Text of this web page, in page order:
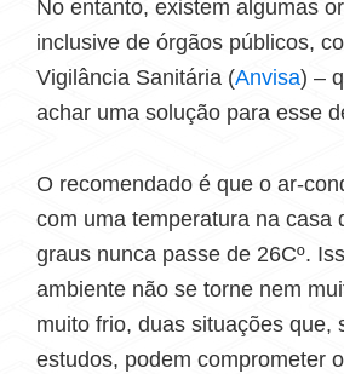
No entanto, existem algumas
inclusive de órgãos públicos,
Vigilância Sanitária (Anvisa) –
achar uma solução para esse
O recomendado é que o ar-
com uma temperatura na casa
graus nunca passe de 26Cº.
ambiente não se torne nem
muito frio, duas situações que,
estudos, podem comprometer